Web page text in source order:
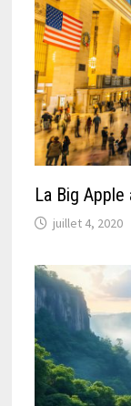
La Big Apple
juillet 4, 2020